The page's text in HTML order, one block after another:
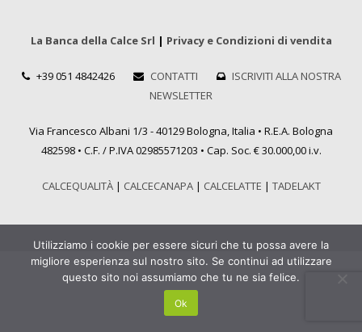
La Banca della Calce Srl | Privacy e Condizioni di vendita
+39 051 4842426 CONTATTI
ISCRIVITI ALLA NOSTRA
NEWSLETTER
Via Francesco Albani 1/3 - 40129 Bologna, Italia • R.E.A. Bologna
482598 • C.F. / P.IVA 02985571203 • Cap. Soc. € 30.000,00 i.v.
CALCEQUALITÀ| CALCECANAPA| CALCELATTE | TADELAKT
Utilizziamo i cookie per essere sicuri che tu possa avere la
migliore esperienza sul nostro sito. Se continui ad utilizzare
questo sito noi assumiamo che tu ne sia felice.
Ok